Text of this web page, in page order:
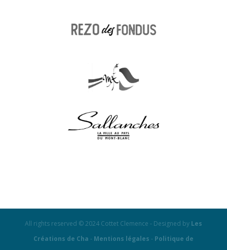
All rights reserved © 2024 Cottet Clemence - Designed by Les
Créations de Cha - Mentions légales - Politique de